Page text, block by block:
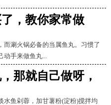
，教你家常做
而涮火锅必备的当属鱼丸。习惯了
动手来做鱼丸...
那就自己做呀，
水鱼剁蓉，加甘薯粉(淀粉)搅拌均